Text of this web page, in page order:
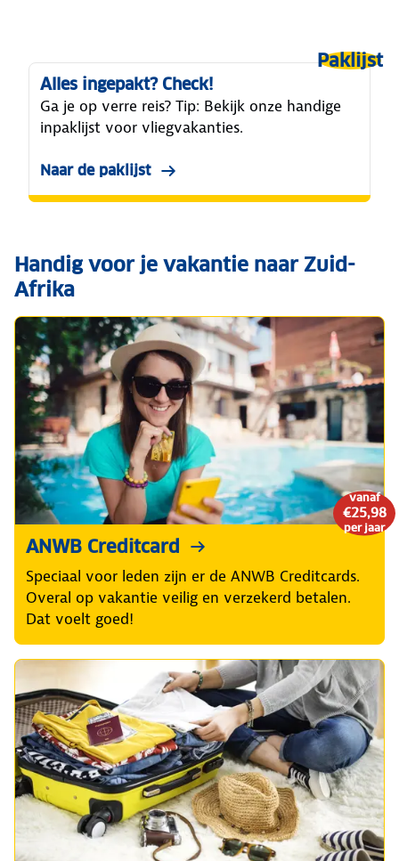
Paklijst
Alles ingepakt? Check!
Ga je op verre reis? Tip: Bekijk onze handige
inpaklijst voor vliegvakanties.
Naar de paklijst
Handig voor je vakantie naar Zuid-
Afrika
vanaf
€25,98
per jaar
ANWB Creditcard
Speciaal voor leden zijn er de ANWB Creditcards.
Overal op vakantie veilig en verzekerd betalen.
Dat voelt goed!